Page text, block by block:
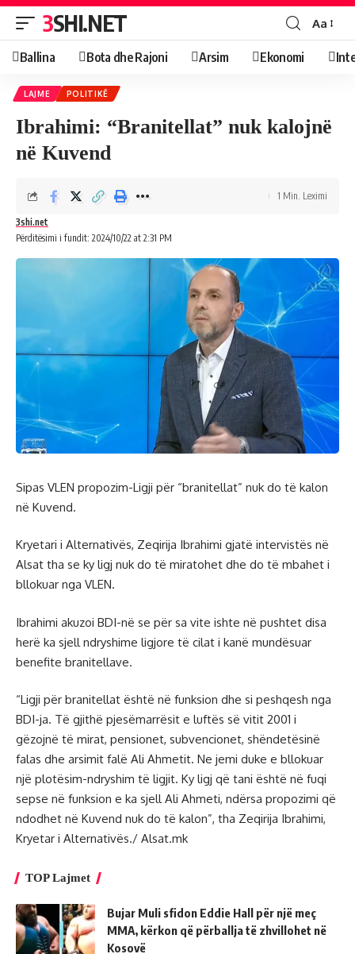
3SHI.NET Aa
Ballina Bota dhe Rajoni Arsim Ekonomi
LAJME POLITIKË
Ibrahimi: “Branitellat” nuk kalojnë
në Kuvend
Përditësimi i fundit: 2024/10/22 at 2:31 PM
3shi.net
1 Min. Leximi
Sipas VLEN propozim-Ligji për “branitellat” nuk do të kalon
në Kuvend.
Kryetari i Alternativës, Zeqirija Ibrahimi gjatë intervistës në
Alsat tha se ky ligj nuk do të miratohet dhe do të mbahet i
bllokuar nga VLEN.
Ibrahimi akuzoi BDI-në se për sa vite ishte në pushtet disa
herë ka sjell ndryshime ligjore të cilat i kanë mundësuar
benefite branitellave.
“Ligji për branitellat është në funksion dhe si peshqesh nga
BDI-ja. Të gjithë pjesëmarrësit e luftës së vitit 2001 i
gëzojnë të mirat, pensionet, subvencionet, shëndetësinë
falas dhe arsimit falë Ali Ahmetit. Ne jemi duke e bllokuar
një plotësim-ndryshim të ligjit. Ky ligj që tani është në fuqi
sepse në funksion e ka sjell Ali Ahmeti, ndërsa propozimi që
ndodhet në Kuvend nuk do të kalon”, tha Zeqirija Ibrahimi,
Kryetar i Alternativës./ Alsat.mk
TOP Lajmet
Bujar Muli sfidon Eddie Hall për një meç
MMA, kërkon që përballja të zhvillohet në
Kosovë